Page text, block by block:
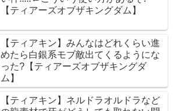
【ティアーズオブザキングダム】
【ティアキン】みんなはどれくらい進
めたら白銀系モブ敵出てくるようにな
った?【ティアーズオブザキングダ
ム】
【ティアキン】ネルドラオルドラなど